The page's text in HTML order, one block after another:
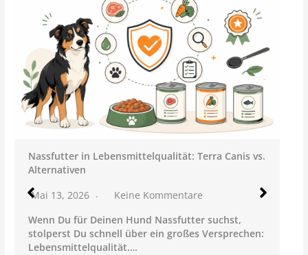
Canis vs.
suchst,
Versprechen:
Halbfeuchtes Hundefutter: Für wen
Mai 13, 2026
Keine Kommentare
Manche Hunde schauen ihren Napf an,
man ihnen eine Steuererklärung
Trockenfutter wird…